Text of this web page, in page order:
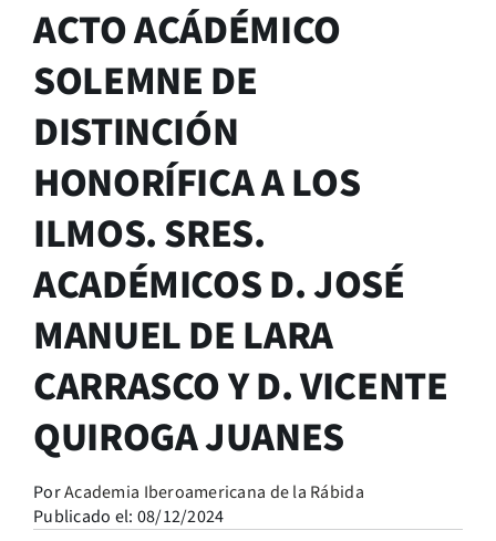
ACTO ACÁDÉMICO
SOLEMNE DE
DISTINCIÓN
HONORÍFICA A LOS
ILMOS. SRES.
ACADÉMICOS D. JOSÉ
MANUEL DE LARA
CARRASCO Y D. VICENTE
QUIROGA JUANES
PorAcademia Iberoamericana de la Rábida
Publicado el: 08/12/2024